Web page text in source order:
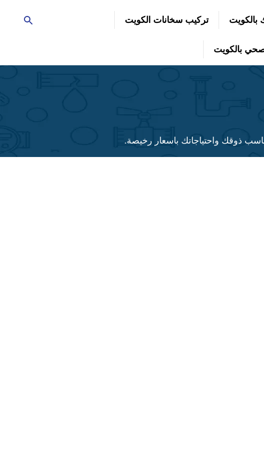
بالكويت تركيب سخانات الكويت
ذوقك واحتياجاتك باسعار رخيصة.